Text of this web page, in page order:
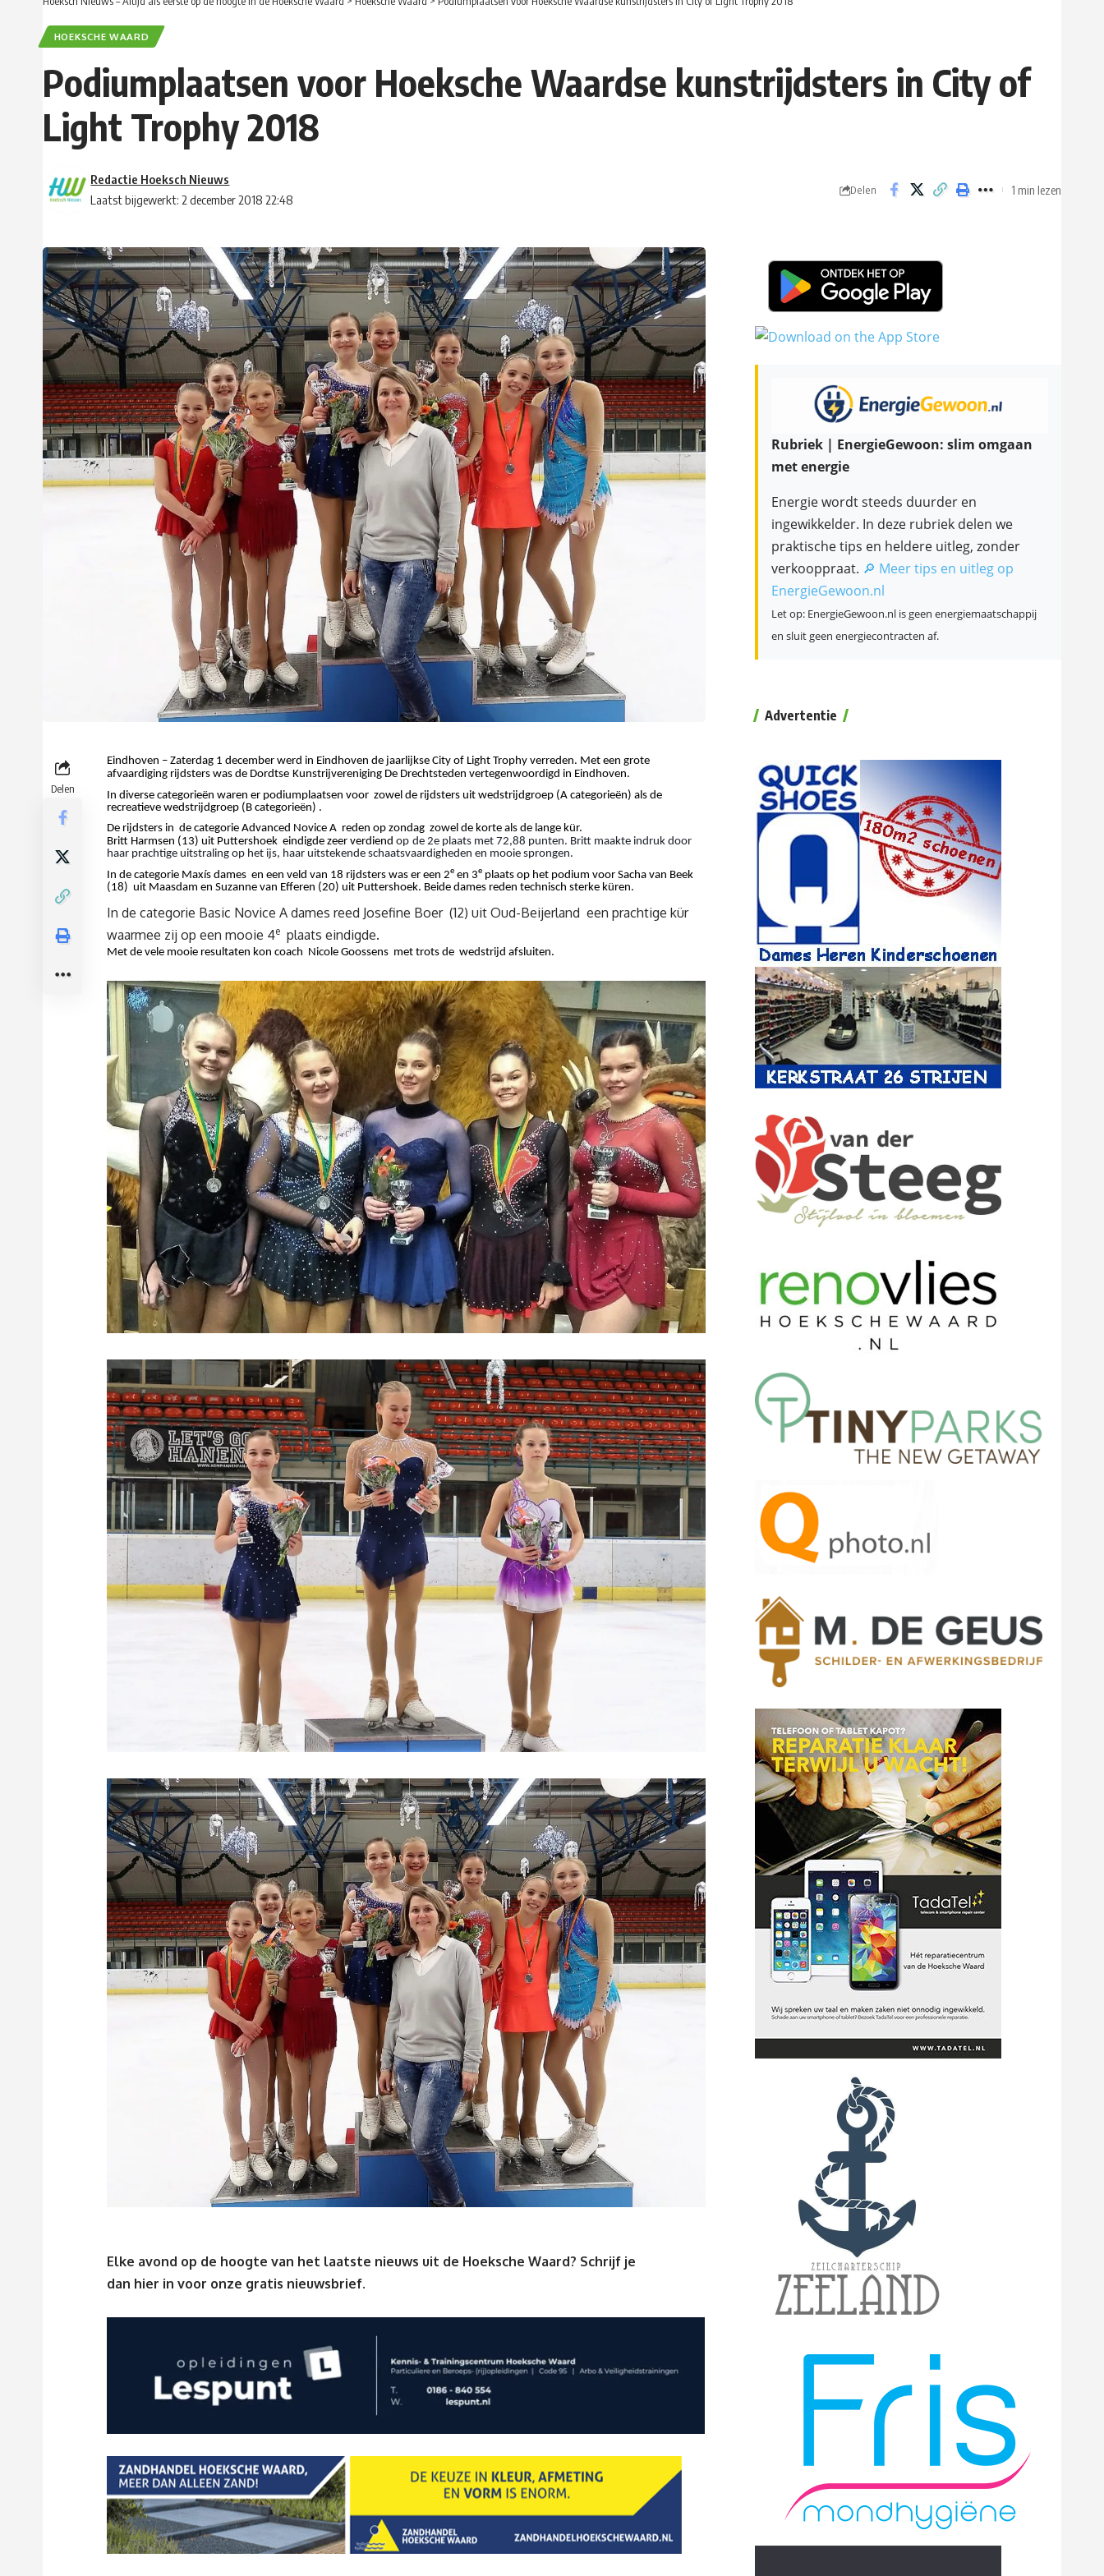
HOEKSCHE WAARD
Podiumplaatsen voor Hoeksche Waardse kunstrijdsters in City of
Light Trophy 2018
Laatst bijgewerkt: 2 december 2018 22:48
Redactie Hoeksch Nieuws
Delen 1 min lezen
Delen
Eindhoven – Zaterdag 1 december werd in Eindhoven de jaarlijkse City of Light Trophy verreden. Met een grote
afvaardiging rijdsters was de Dordtse Kunstrijvereniging De Drechtsteden vertegenwoordigd in Eindhoven.
In diverse categorieën waren er podiumplaatsen voor zowel de rijdsters uit wedstrijdgroep (A categorieën) als de
recreatieve wedstrijdgroep (B categorieën) .
De rijdsters in de categorie Advanced Novice A reden op zondag zowel de korte als de lange kür.
Britt Harmsen (13) uit Puttershoek eindigde zeer verdiend op de 2e plaats met 72,88 punten. Britt maakte indruk door
haar prachtige uitstraling op het ijs, haar uitstekende schaatsvaardigheden en mooie sprongen.
In de categorie Maxís dames en een veld van 18 rijdsters was er een 2e en 3e plaats op het podium voor Sacha van Beek
(18) uit Maasdam en Suzanne van Efferen (20) uit Puttershoek. Beide dames reden technisch sterke küren.
In de categorie Basic Novice A dames reed Josefine Boer (12) uit Oud-Beijerland een prachtige kür
waarmee zij op een mooie 4e plaats eindigde.
Met de vele mooie resultaten kon coach Nicole Goossens met trots de wedstrijd afsluiten.
Elke avond op de hoogte van het laatste nieuws uit de Hoeksche Waard? Schrijf je
dan hier in voor onze gratis nieuwsbrief.
Rubriek | EnergieGewoon: slim omgaan
met energie
Energie wordt steeds duurder en
ingewikkelder. In deze rubriek delen we
praktische tips en heldere uitleg, zonder
verkooppraat. 🔎 Meer tips en uitleg op
EnergieGewoon.nl
Let op: EnergieGewoon.nl is geen energiemaatschappij
en sluit geen energiecontracten af.
Advertentie